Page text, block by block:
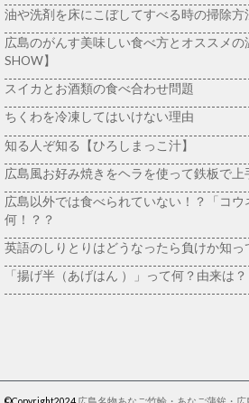
油や洗剤を床にこぼしてすべる時の掃除方
広島のがんす美味しい食べ方とオススメ
SHOW】
スイカとお酒類の食べ合わせ問題
ちくわを冷凍してはいけない理由
知る人ぞ知る【ひろしまっこ汁】
広島風お好み焼きをヘラを使って鉄板で上
広島以外では食べられていない！？「コ
何！？？
英語のしりとりはどうなったら負けか知っ
「揚げ半（あげはん ）」って何？由来は？